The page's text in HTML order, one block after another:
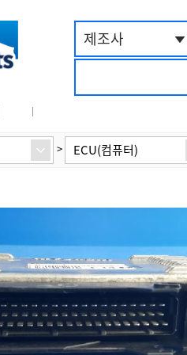
제조사
> ECU(컴퓨터)